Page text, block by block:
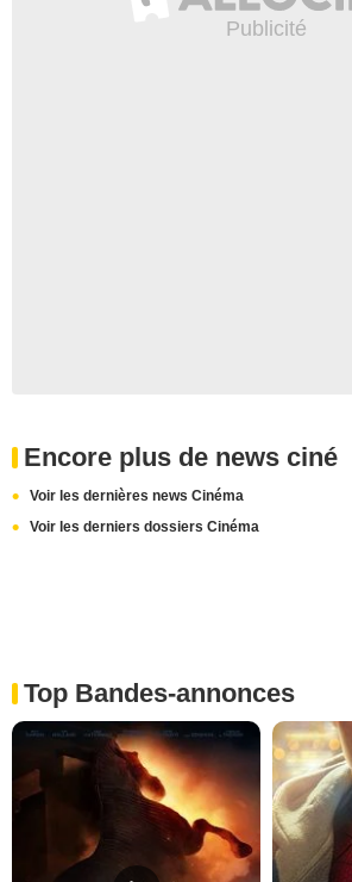
Encore plus de news ciné
Voir les dernières news Cinéma
Voir les derniers dossiers Cinéma
Top Bandes-annonces